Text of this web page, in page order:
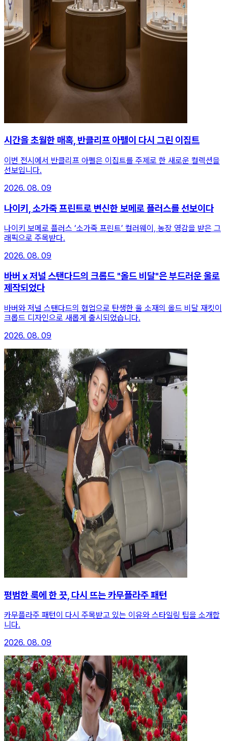
시간을 초월한 매혹, 반클리프 아펠이 다시 그린 이집트
이번 전시에서 반클리프 아펠은 이집트를 주제로 한 새로운 컬렉션을
선보입니다.
2026. 08. 09
나이키, 소가죽 프린트로 변신한 보메로 플러스를 선보이다
나이키 보메로 플러스 ‘소가죽 프린트’ 컬러웨이, 농장 영감을 받은 그
래픽으로 주목받다.
2026. 08. 09
바버 x 저널 스탠다드의 크롭드 "올드 비달"은 부드러운 울로
제작되었다
바버와 저널 스탠다드의 협업으로 탄생한 울 소재의 올드 비달 재킷이
크롭드 디자인으로 새롭게 출시되었습니다.
2026. 08. 09
평범한 룩에 한 끗, 다시 뜨는 카무플라주 패턴
카무플라주 패턴이 다시 주목받고 있는 이유와 스타일링 팁을 소개합
니다.
2026. 08. 09